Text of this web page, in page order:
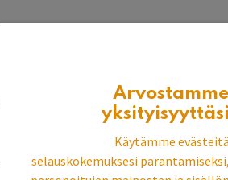
2-ovi kaappi 75x52x195 cm ja 1-ovi
1-ovi kaappi sis. 3 x irtohylly,
Arvostamme
yksityisyyttäsi
Käytämme evästeitä
selauskokemuksesi parantamiseksi,